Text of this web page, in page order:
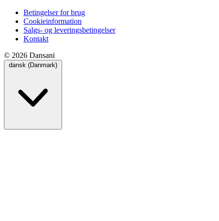
Betingelser for brug
Cookieinformation
Salgs- og leveringsbetingelser
Kontakt
© 2026 Dansani
dansk (Danmark)